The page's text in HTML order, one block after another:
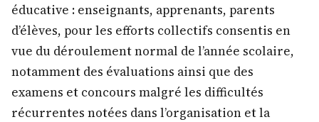
éducative : enseignants, apprenants, parents
d’élèves, pour les efforts collectifs consentis en
vue du déroulement normal de l’année scolaire,
notamment des évaluations ainsi que des
examens et concours malgré les difficultés
récurrentes notées dans l’organisation et la